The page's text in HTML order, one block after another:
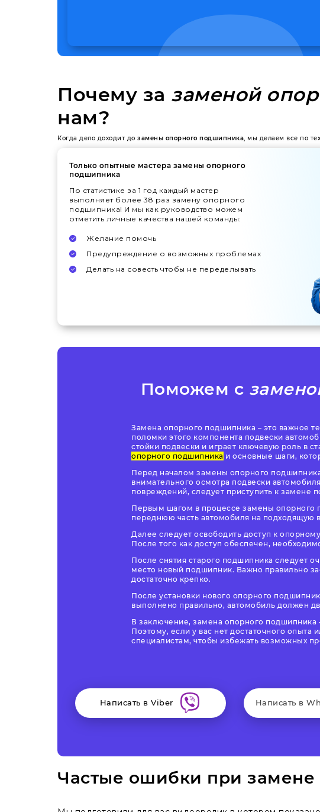
Почему за заменой
нам?
Когда дело доходит до замены опорного подшипника, мы делаем все по
Только опытные мастера замены опорного
подшипника
По статистике за 1 год каждый мастер
выполняет более 38 раз замену опорного
подшипника! И мы как руководство можем
отметить личные качества нашей команды:
Желание помочь
Предупреждение о возможных проблемах
Делать на совесть чтобы не переделывать
Поможем с
Замена опорного подшипника – это важное
поломки этого компонента подвески
стойки подвески и играет ключевую роль в
опорного подшипника и основные шаги,
Перед началом замены опорного
внимательного осмотра подвески
повреждений, следует приступить к замене
Первым шагом в процессе замены опорного
переднюю часть автомобиля на подходящую
Далее следует освободить доступ к
После того как доступ обеспечен,
После снятия старого подшипника следует
место новый подшипник. Важно правильно
достаточно крепко.
После установки нового опорного
выполнено правильно, автомобиль должен
В заключение, замена опорного подшипника
Поэтому, если у вас нет достаточного
специалистам, чтобы избежать возможных
Написать в Viber Написать в
Частые ошибки при замене